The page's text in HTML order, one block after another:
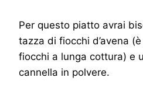
Per questo piatto avrai
tazza di fiocchi d’avena
fiocchi a lunga cottura) e
cannella in polvere.